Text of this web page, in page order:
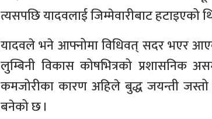
त्यसपछि यादवलाई जिम्मेवारीबाट हटाइएको
यादवले भने आफ्नोमा विधिवत् सदर भएर
लुम्बिनी विकास कोषभित्रको प्रशासनिक
कमजोरीका कारण अहिले बुद्ध जयन्ती जस्तो
बनेको छ ।